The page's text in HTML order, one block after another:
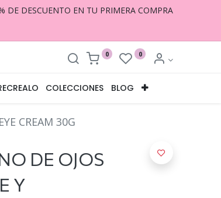
DE DESCUENTO EN TU PRIMERA COMPRA
0 0
COLECCIONES BLOG
CREAM 30G
DE OJOS
Y